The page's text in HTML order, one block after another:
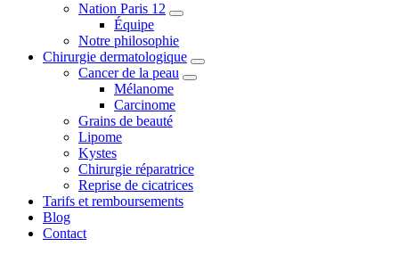
Nation Paris 12
Équipe
Notre philosophie
Chirurgie dermatologique
Cancer de la peau
Mélanome
Carcinome
Grains de beauté
Lipome
Kystes
Chirurgie réparatrice
Reprise de cicatrices
Tarifs et remboursements
Blog
Contact